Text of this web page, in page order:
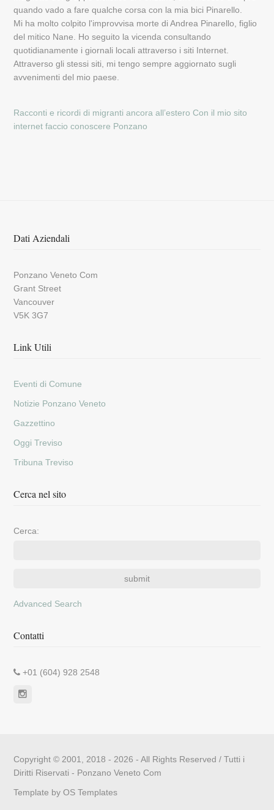
quando vado a fare qualche corsa con la mia bici Pinarello.
Mi ha molto colpito l'improvvisa morte di Andrea Pinarello, figlio
del mitico Nane. Ho seguito la vicenda consultando
quotidianamente i giornali locali attraverso i siti Internet.
Attraverso gli stessi siti, mi tengo sempre aggiornato sugli
avvenimenti del mio paese.
Racconti e ricordi di migranti ancora all’esteroCon il mio sito
internet faccio conoscere Ponzano
Dati Aziendali
Ponzano Veneto Com
Grant Street
Vancouver
V5K 3G7
Link Utili
Eventi di Comune
Notizie Ponzano Veneto
Gazzettino
Oggi Treviso
Tribuna Treviso
Cerca nel sito
Cerca:
Advanced Search
Contatti
+01 (604) 928 2548
Copyright © 2001, 2018 - 2026 - All Rights Reserved / Tutti i
Diritti Riservati - Ponzano Veneto Com
Template byOS Templates